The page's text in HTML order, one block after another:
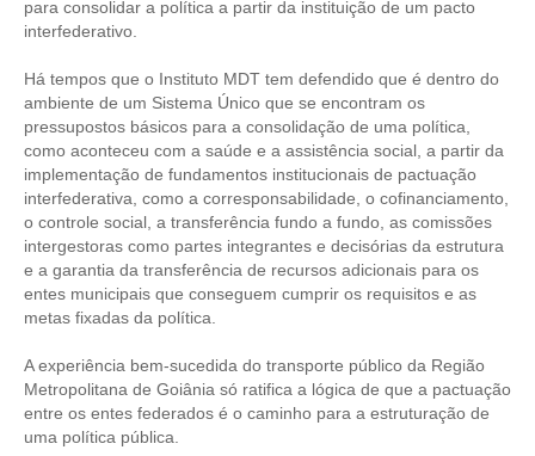
para consolidar a política a partir da instituição de um pacto
interfederativo.
Há tempos que o Instituto MDT tem defendido que é dentro do
ambiente de um Sistema Único que se encontram os
pressupostos básicos para a consolidação de uma política,
como aconteceu com a saúde e a assistência social, a partir da
implementação de fundamentos institucionais de pactuação
interfederativa, como a corresponsabilidade, o cofinanciamento,
o controle social, a transferência fundo a fundo, as comissões
intergestoras como partes integrantes e decisórias da estrutura
e a garantia da transferência de recursos adicionais para os
entes municipais que conseguem cumprir os requisitos e as
metas fixadas da política.
A experiência bem-sucedida do transporte público da Região
Metropolitana de Goiânia só ratifica a lógica de que a pactuação
entre os entes federados é o caminho para a estruturação de
uma política pública.